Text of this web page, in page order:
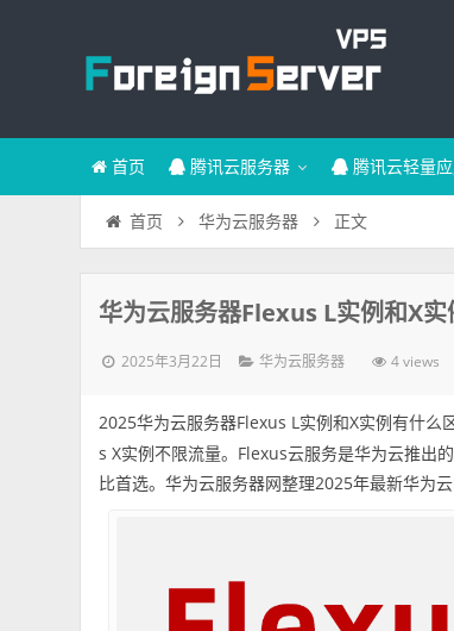
首页 腾讯云服务器 腾讯云轻量
首页 华为云服务器 正文
华为云服务器Flexus L实例和X实
2025年3月22日 华为云服务器 4 views
2025华为云服务器Flexus L实例和X实例有什么
s X实例不限流量。Flexus云服务是华为云推出
比首选。华为云服务器网整理2025年最新华为